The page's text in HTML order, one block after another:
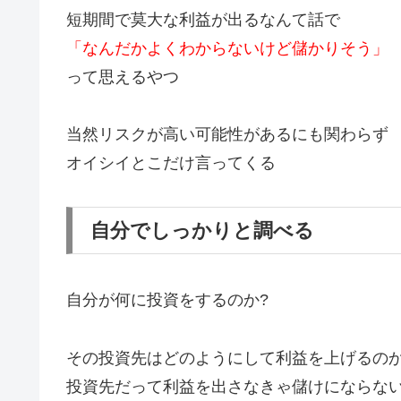
短期間で莫大な利益が出るなんて話で
「なんだかよくわからないけど儲かりそう」
って思えるやつ
当然リスクが高い可能性があるにも関わらず
オイシイとこだけ言ってくる
自分でしっかりと調べる
自分が何に投資をするのか?
その投資先はどのようにして利益を上げるの
投資先だって利益を出さなきゃ儲けにならな